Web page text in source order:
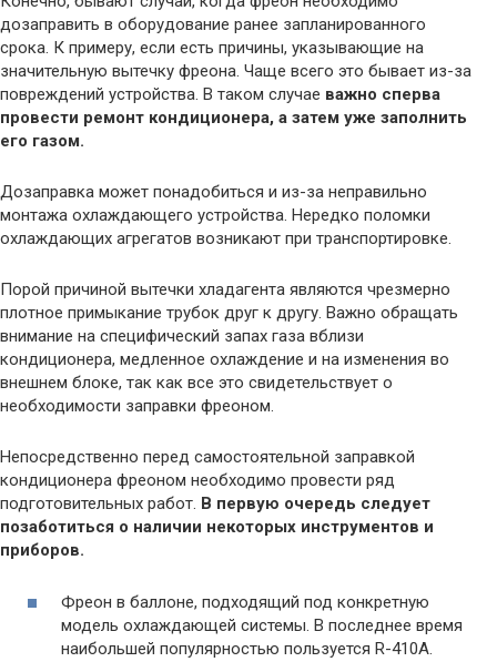
дозаправить в оборудование ранее запланированного
срока. К примеру, если есть причины, указывающие на
значительную вытечку фреона. Чаще всего это бывает из-за
повреждений устройства. В таком случае важно сперва
провести ремонт кондиционера, а затем уже заполнить
его газом.
Дозаправка может понадобиться и из-за неправильно
монтажа охлаждающего устройства. Нередко поломки
охлаждающих агрегатов возникают при транспортировке.
Порой причиной вытечки хладагента являются чрезмерно
плотное примыкание трубок друг к другу. Важно обращать
внимание на специфический запах газа вблизи
кондиционера, медленное охлаждение и на изменения во
внешнем блоке, так как все это свидетельствует о
необходимости заправки фреоном.
Непосредственно перед самостоятельной заправкой
кондиционера фреоном необходимо провести ряд
подготовительных работ. В первую очередь следует
позаботиться о наличии некоторых инструментов и
приборов.
Фреон в баллоне, подходящий под конкретную
модель охлаждающей системы. В последнее время
наибольшей популярностью пользуется R-410A.